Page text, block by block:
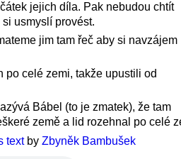
jejich díla. Pak nebudou chtít
usmyslí provést.
jim tam řeč aby si navzájem
po celé zemi, takže upustili od
Bábel (to je zmatek), že tam
země a lid rozehnal po celé
textby Zbyněk Bambušek